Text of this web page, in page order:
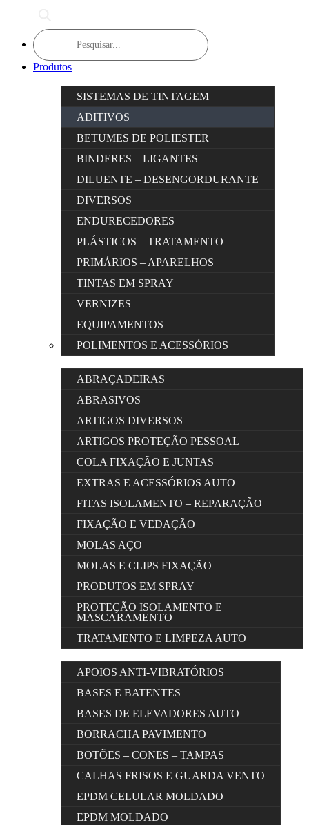
Products
search
Produtos
SISTEMAS DE TINTAGEM
ADITIVOS
BETUMES DE POLIESTER
BINDERES – LIGANTES
DILUENTE – DESENGORDURANTE
DIVERSOS
ENDURECEDORES
PLÁSTICOS – TRATAMENTO
PRIMÁRIOS – APARELHOS
TINTAS EM SPRAY
VERNIZES
EQUIPAMENTOS
POLIMENTOS E ACESSÓRIOS
ABRAÇADEIRAS
ABRASIVOS
ARTIGOS DIVERSOS
ARTIGOS PROTEÇÃO PESSOAL
COLA FIXAÇÃO E JUNTAS
EXTRAS E ACESSÓRIOS AUTO
FITAS ISOLAMENTO – REPARAÇÃO
FIXAÇÃO E VEDAÇÃO
MOLAS AÇO
MOLAS E CLIPS FIXAÇÃO
PRODUTOS EM SPRAY
PROTEÇÃO ISOLAMENTO E
MASCARAMENTO
TRATAMENTO E LIMPEZA AUTO
APOIOS ANTI-VIBRATÓRIOS
BASES E BATENTES
BASES DE ELEVADORES AUTO
BORRACHA PAVIMENTO
BOTÕES – CONES – TAMPAS
CALHAS FRISOS E GUARDA VENTO
EPDM CELULAR MOLDADO
EPDM MOLDADO